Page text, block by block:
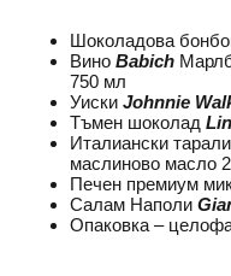
Шоколадова
Вино Babich
750 мл
Уиски Johnnie
Тъмен шоколад
Италиански тарали
маслиново масло
Печен премиум
Салам Наполи
Опаковка –